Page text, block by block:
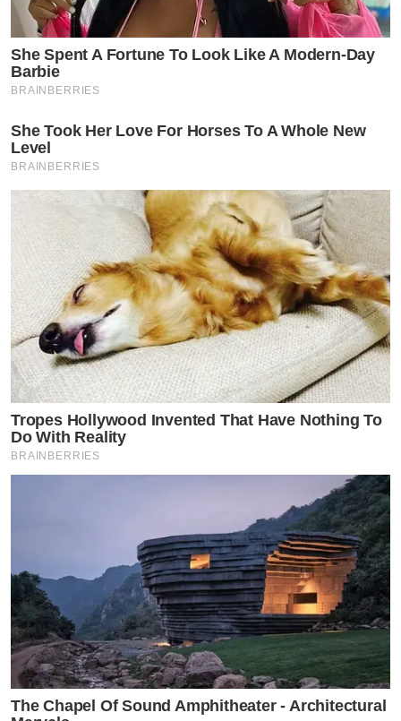
She Spent A Fortune To Look Like A Modern-Day
Barbie
BRAINBERRIES
She Took Her Love For Horses To A Whole New
Level
BRAINBERRIES
Tropes Hollywood Invented That Have Nothing To
Do With Reality
BRAINBERRIES
The Chapel Of Sound Amphitheater - Architectural